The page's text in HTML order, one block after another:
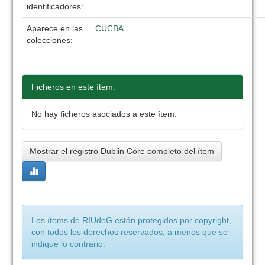
identificadores:
Aparece en las
colecciones:
CUCBA
Ficheros en este ítem:
No hay ficheros asociados a este ítem.
Mostrar el registro Dublin Core completo del ítem
Los ítems de RIUdeG están protegidos por copyright,
con todos los derechos reservados, a menos que se
indique lo contrario.